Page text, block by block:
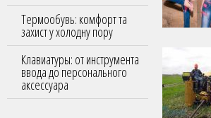
Термообувь: комфорт та
захист у холодну пору
Клавиатуры: от инструмента
ввода до персонального
аксессуара